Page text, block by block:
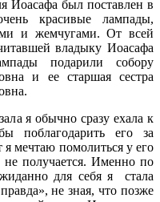
Иоасафа был поставлен в
красивые лампады,
и жемчугами. От всей
владыку Иоасафа
подарили собору
и ее старшая сестра
я обычно сразу ехала к
поблагодарить его за
мечтаю помолиться у его
получается. Именно по
для себя я стала
не зная, что позже